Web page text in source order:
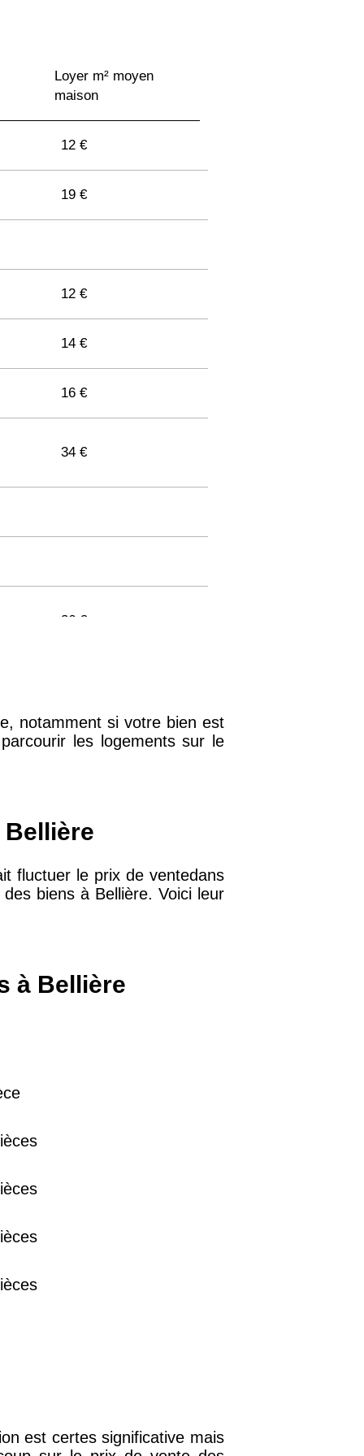
Loyer m² moyen
maison
12 €
19 €
12 €
14 €
16 €
34 €
36 €
11 €
34 €
10 €
notamment si votre bien est
les logements sur le
fluctuer le prix de ventedans
biens à Bellière. Voici leur
à Bellière
est certes significative mais